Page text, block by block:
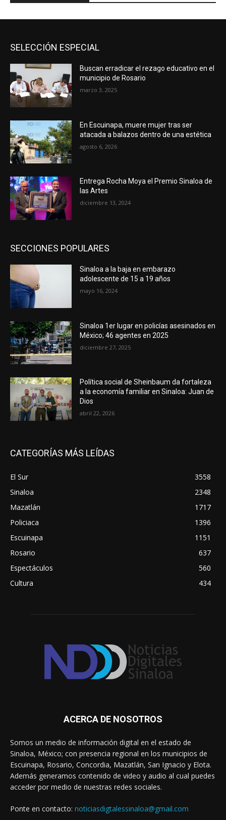
SELECCIÓN ESPECIAL
Buscan erradicar el rezago educativo en el
municipio de Rosario
marzo 3, 2025
En Escuinapa, muere mujer tras ser
atacada a balazos dentro de una estética
agosto 6, 2026
Entrega Rocha Moya el Premio Sinaloa de
las Artes
diciembre 13, 2024
SECCIONES POPULARES
Sinaloa a la baja en embarazo
adolescente de 15 a 19 años
mayo 16, 2024
Sinaloa 1er lugar en policías asesinados en
México; 46 agentes en 2025
diciembre 27, 2025
Política social de Sheinbaum da fortaleza
a la economía familiar en Sinaloa: Juan de
Dios
abril 22, 2026
CATEGORÍAS MÁS LEÍDAS
El Sur
3558
Sinaloa
2348
Mazatlán
1717
Policiaca
1396
Escuinapa
1151
Rosario
637
Espectáculos
560
Cultura
434
ACERCA DE NOSOTROS
Somos un medio de información digital en el estado de
Sinaloa, México; con presencia regional en los municipios de
Escuinapa, Rosario, Concordia, Mazatlán, San Ignacio y Elota.
Además generamos contenido de video y audio al cual puedes
acceder por medio de nuestras redes sociales.
Ponte en contacto: noticiasdigtalessinaloa@gmail.com